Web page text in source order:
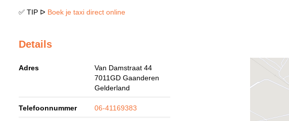
✅ TIP ᐅ Boek je taxi direct online
Details
Adres
Van Damstraat 44
7011GD Gaanderen
Gelderland
Telefoonnummer 06-41169383